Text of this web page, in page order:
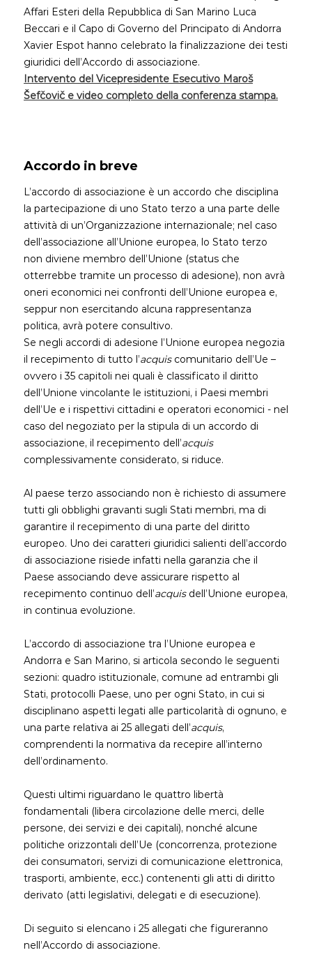
Affari Esteri della Repubblica di San Marino Luca
Beccari e il Capo di Governo del Principato di Andorra
Xavier Espot hanno celebrato la finalizzazione dei testi
giuridici dell’Accordo di associazione.
Intervento del Vicepresidente Esecutivo Maroš
Šefčovič e video completo della conferenza stampa.
Accordo in breve
L’accordo di associazione è un accordo che disciplina
la partecipazione di uno Stato terzo a una parte delle
attività di un’Organizzazione internazionale; nel caso
dell’associazione all’Unione europea, lo Stato terzo
non diviene membro dell’Unione (status che
otterrebbe tramite un processo di adesione), non avrà
oneri economici nei confronti dell’Unione europea e,
seppur non esercitando alcuna rappresentanza
politica, avrà potere consultivo.
Se negli accordi di adesione l’Unione europea negozia
il recepimento di tutto l’acquiscomunitario dell’Ue –
ovvero i 35 capitoli nei quali è classificato il diritto
dell’Unione vincolante le istituzioni, i Paesi membri
dell’Ue e i rispettivi cittadini e operatori economici - nel
caso del negoziato per la stipula di un accordo di
associazione, il recepimento dell’acquis
complessivamente considerato, si riduce.
Al paese terzo associando non è richiesto di assumere
tutti gli obblighi gravanti sugli Stati membri, ma di
garantire il recepimento di una parte del diritto
europeo. Uno dei caratteri giuridici salienti dell’accordo
di associazione risiede infatti nella garanzia che il
Paese associando deve assicurare rispetto al
recepimento continuo dell’acquisdell’Unione europea,
in continua evoluzione.
L’accordo di associazione tra l’Unione europea e
Andorra e San Marino, si articola secondo le seguenti
sezioni: quadro istituzionale, comune ad entrambi gli
Stati, protocolli Paese, uno per ogni Stato, in cui si
disciplinano aspetti legati alle particolarità di ognuno, e
una parte relativa ai 25 allegati dell’acquis,
comprendenti la normativa da recepire all’interno
dell’ordinamento.
Questi ultimi riguardano le quattro libertà
fondamentali (libera circolazione delle merci, delle
persone, dei servizi e dei capitali), nonché alcune
politiche orizzontali dell’Ue (concorrenza, protezione
dei consumatori, servizi di comunicazione elettronica,
trasporti, ambiente, ecc.) contenenti gli atti di diritto
derivato (atti legislativi, delegati e di esecuzione).
Di seguito si elencano i 25 allegati che figureranno
nell’Accordo di associazione.